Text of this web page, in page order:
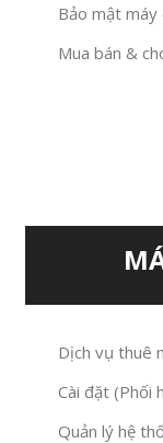
Bảo mật máy
Mua bán &
Dịch vụ thuê
Cài đặt (Phối
Quản lý hệ